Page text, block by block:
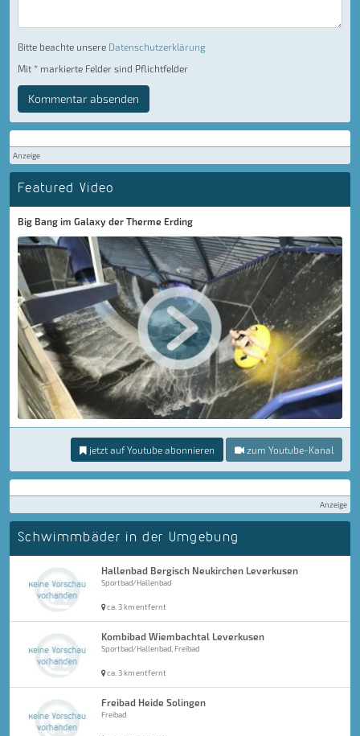
Bitte beachte unsere Datenschutzerklärung
Mit * markierte Felder sind Pflichtfelder
Kommentar absenden
Anzeige
Featured Video
Big Bang im Galaxy der Therme Erding
jetzt auf Youtube abonnieren zum Youtube-Kanal
Anzeige
Schwimmbäder in der Umgebung
Hallenbad Bergisch Neukirchen Leverkusen
Sportbad/Hallenbad
ca. 3 km entfernt
Kombibad Wiembachtal Leverkusen
Sportbad/Hallenbad, Freibad
ca. 3 km entfernt
Freibad Heide Solingen
Freibad